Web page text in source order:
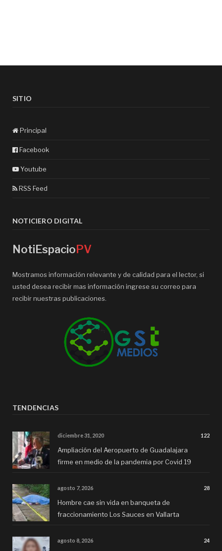
SITIO
Principal
Facebook
Youtube
RSS Feed
NOTICIERO DIGITAL
NotiEspacioPV
Mostramos información relevante y de calidad para el lector, si
usted desea recibir mas información ingrese su correo para
recibir nuestras publicaciones.
TENDENCIAS
diciembre 31, 2020 122
Ampliación del Aeropuerto de Guadalajara
firme en medio de la pandemia por Covid 19
agosto 7, 2026 28
Hombre cae sin vida en banqueta de
fraccionamiento Los Sauces en Vallarta
agosto 8, 2026 24